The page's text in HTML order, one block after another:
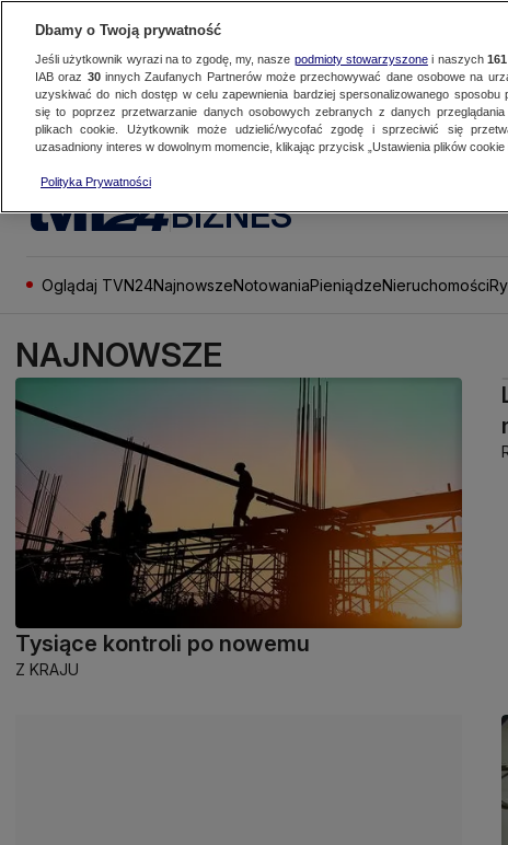
BIZNES
Oglądaj TVN24NajnowszeNotowaniaPieniądzeNieruchomości
NAJNOWSZE
Tysiące kontroli po nowemu
Z KRAJU
Dbamy o Twoją prywatność
Jeśli użytkownik wyrazi na to zgodę, my, nasze podmioty stowarzyszonei naszych 161
IAB oraz 30innych Zaufanych Partnerów może przechowywać dane osobowe na
uzyskiwać do nich dostęp w celu zapewnienia bardziej spersonalizowanego sposobu
się to poprzez przetwarzanie danych osobowych zebranych z danych
plikach cookie. Użytkownik może udzielić/wycofać zgodę i sprzeciwić się
uzasadniony interes w dowolnym momencie, klikając przycisk „Ustawienia plików cookie
Polityka Prywatności